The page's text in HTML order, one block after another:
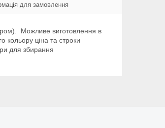
для замовлення
Можливе виготовлення в
кольору ціна та строки
для збирання